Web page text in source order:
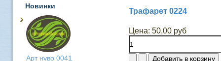
Новинки
Арт нуво 0041
Трафарет 0224
Цена: 50,00 руб